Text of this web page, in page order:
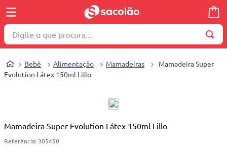
Digite o que procura...
Bebê Alimentação Mamadeiras
Mamadeira Super
Evolution Látex 150ml Lillo
Mamadeira Super Evolution Látex 150ml Lillo
Referência: 305450
1º
wella
4º
cosmetico